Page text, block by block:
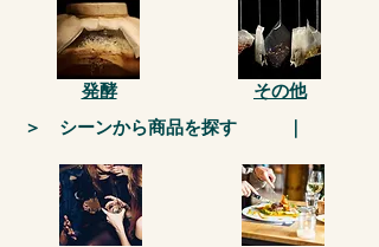
発酵
その他
＞ シーンから商品を探す ｜